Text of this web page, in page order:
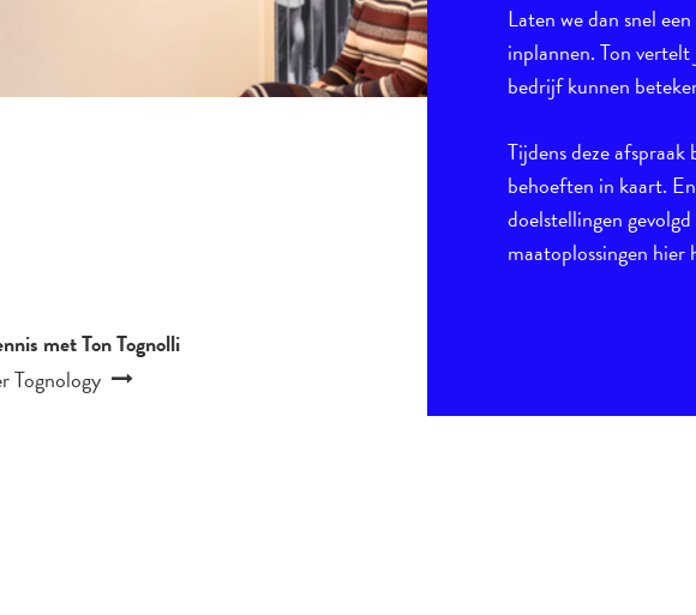
met Ton Tognolli
Tognology
Laten we dan snel een
inplannen. Ton
bedrijf kunnen
Tijdens deze afspraak
behoeften in kaart.
doelstellingen
maatoplossingen hier